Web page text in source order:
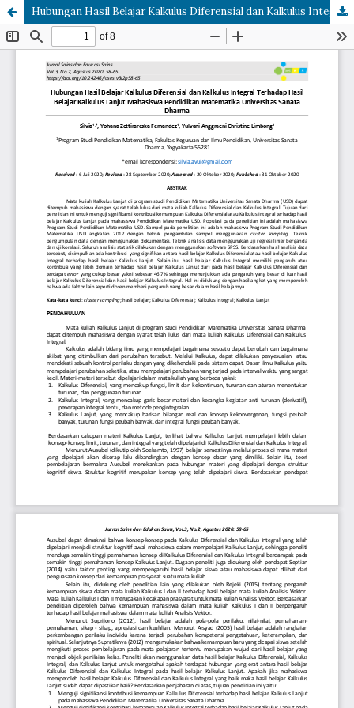
Hubungan Hasil Belajar Kalkulus Diferensial dan Kalkulus Integral Terhadap Hasil Belajar Kalkulus Lanjut Mahasiswa Pendidikan Matematika Universitas Sanata Dharma